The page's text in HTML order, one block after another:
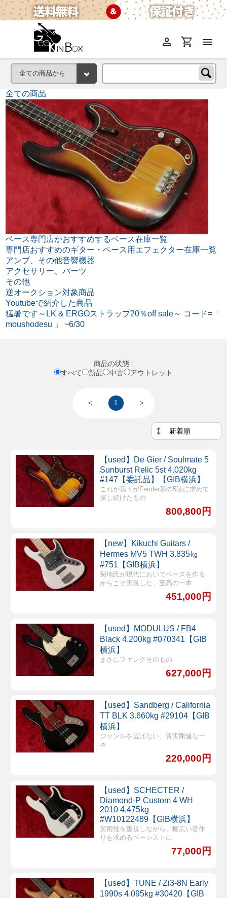
menu
shopping_cart
person
全ての商品
ベース専門店がおすすめするベース在庫一覧
専門店おすすめのギター・ベース用エフェクター在庫一覧
アンプ、その他音響機器
アクセサリー、パーツ
その他
逆オークション対象商品
Youtubeで紹介した商品
猛暑です～LK & ERGOストラップ20％off sale～ コード=「
moushodesu 」 ~6/30
商品の状態 :
すべて
新品 中古 アウトレット
< 1 >
【used】De Gier / Soulmate 5
Sunburst Relic 5st 4.020kg
#147【委託品】【GIB横浜】
これが我々がFender系の5弦に求めて
探し続けたもの
800,800円
【new】Kikuchi Guitars /
Hermes MV5 TWH 3.835㎏
#751【GIB横浜】
菊地氏が現代においてベースを作る
からこそ実現した、至高の一本
451,000円
【used】MODULUS / FB4
Black 4.200kg #070341【GIB
横浜】
まさにファンクそのもの
627,000円
【used】Sandberg / California
TT BLK 3.660kg #29104【GIB
横浜】
ジャンルを選ばない、質実剛健な一
本
220,000円
【used】SCHECTER /
Diamond-P Custom 4 WH
2010 4.475kg
#W10122489【GIB横浜】
実用性を重視しながら、幅広い音作
りを求めるベーシストに
77,000円
【used】TUNE / Zi3-8N Early
1990s 4.095kg #30420【GIB